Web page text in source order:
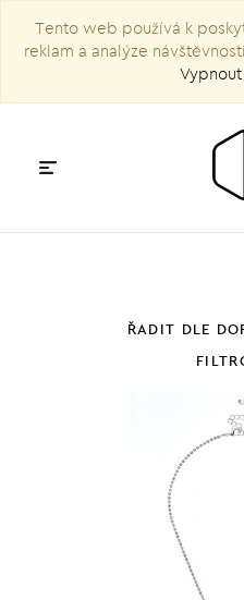
Tento web používá k
reklam a analýze
ŘADIT